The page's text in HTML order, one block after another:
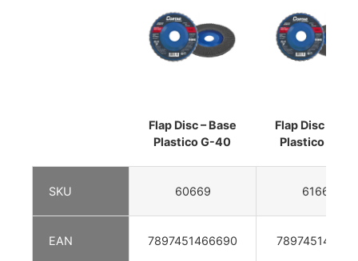
Flap Disc – Base
Plastico G-40
Flap Disc –
Plastico G-60
SKU 60669 61667
EAN 7897451466690